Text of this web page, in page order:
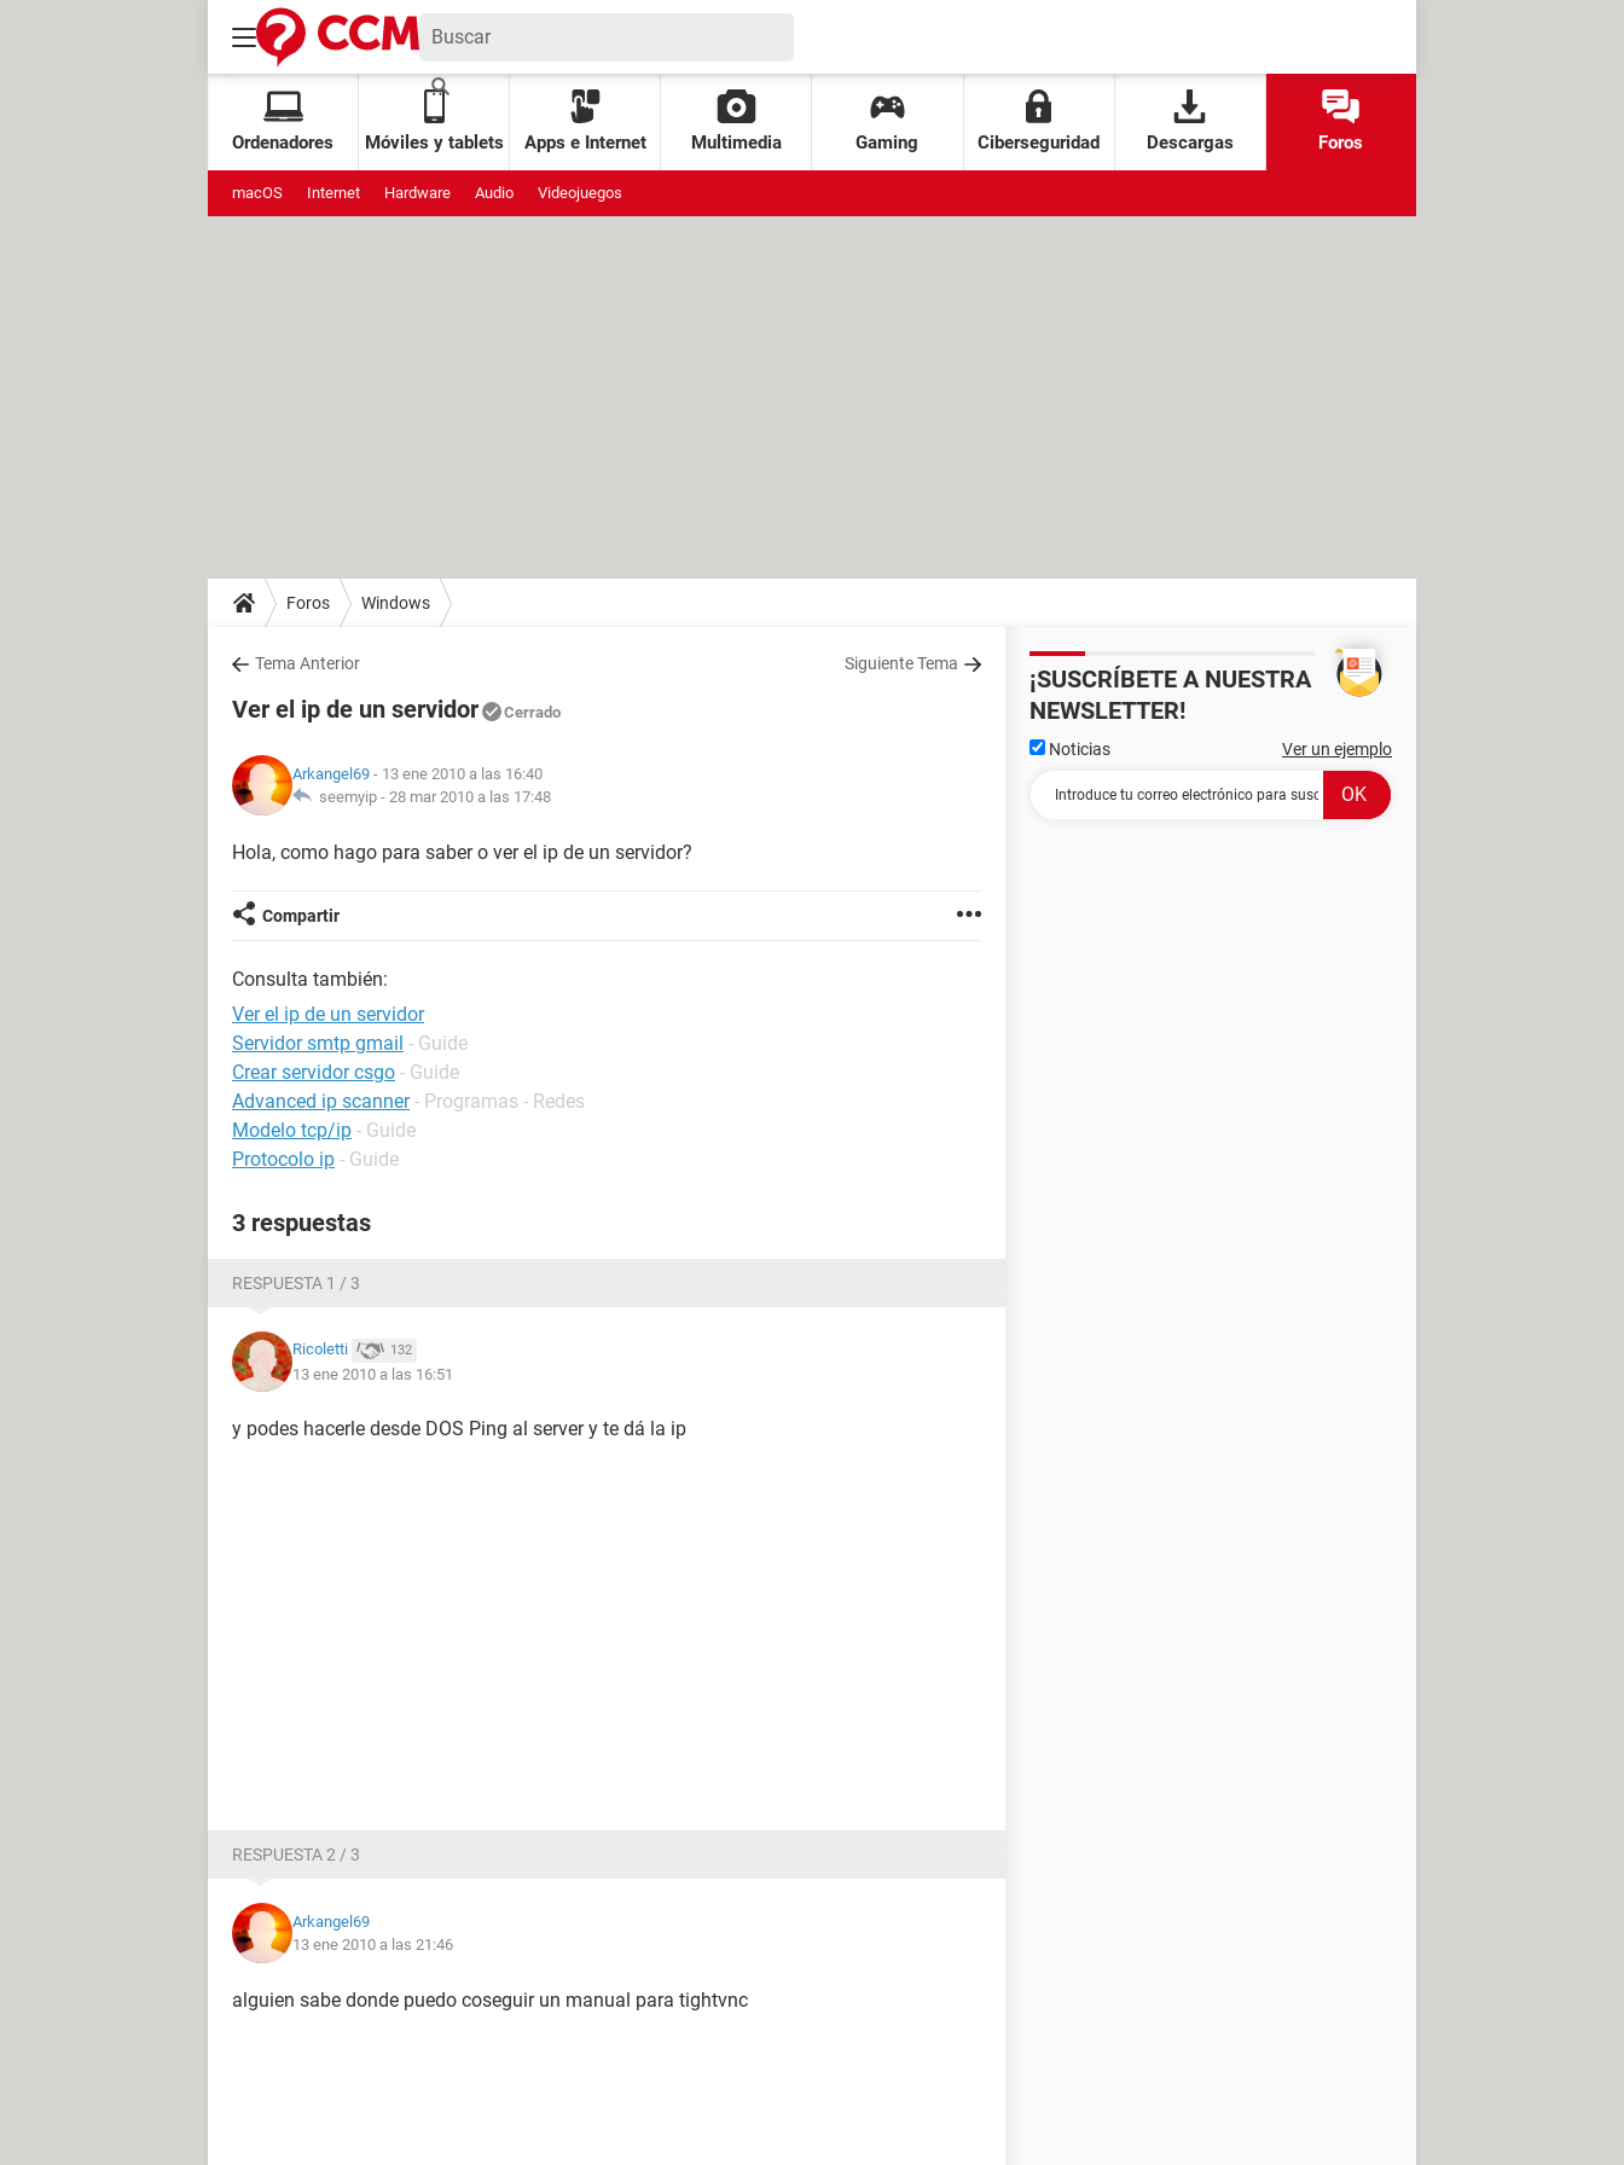
Ordenadores Móviles y tablets Apps e Internet Multimedia Gaming Ciberseguridad Descargas Foros
macOS Internet Hardware Audio Videojuegos
Foros Windows
Tema Anterior Siguiente Tema
Ver el ip de un servidor Cerrado
Arkangel69 - 13 ene 2010 a las 16:40
seemyip - 28 mar 2010 a las 17:48
Hola, como hago para saber o ver el ip de un servidor?
Compartir
Consulta también:
Ver el ip de un servidor
Servidor smtp gmail - Guide
Crear servidor csgo - Guide
Advanced ip scanner - Programas - Redes
Modelo tcp/ip - Guide
Protocolo ip - Guide
3 respuestas
RESPUESTA 1 / 3
Ricoletti 132
13 ene 2010 a las 16:51
y podes hacerle desde DOS Ping al server y te dá la ip
RESPUESTA 2 / 3
Arkangel69
13 ene 2010 a las 21:46
alguien sabe donde puedo coseguir un manual para tightvnc
¡SUSCRÍBETE A NUESTRA
NEWSLETTER!
Noticias Ver un ejemplo